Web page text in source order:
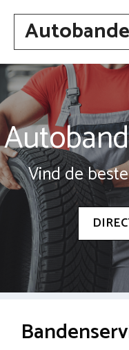
Spring
inhoud
Vind de